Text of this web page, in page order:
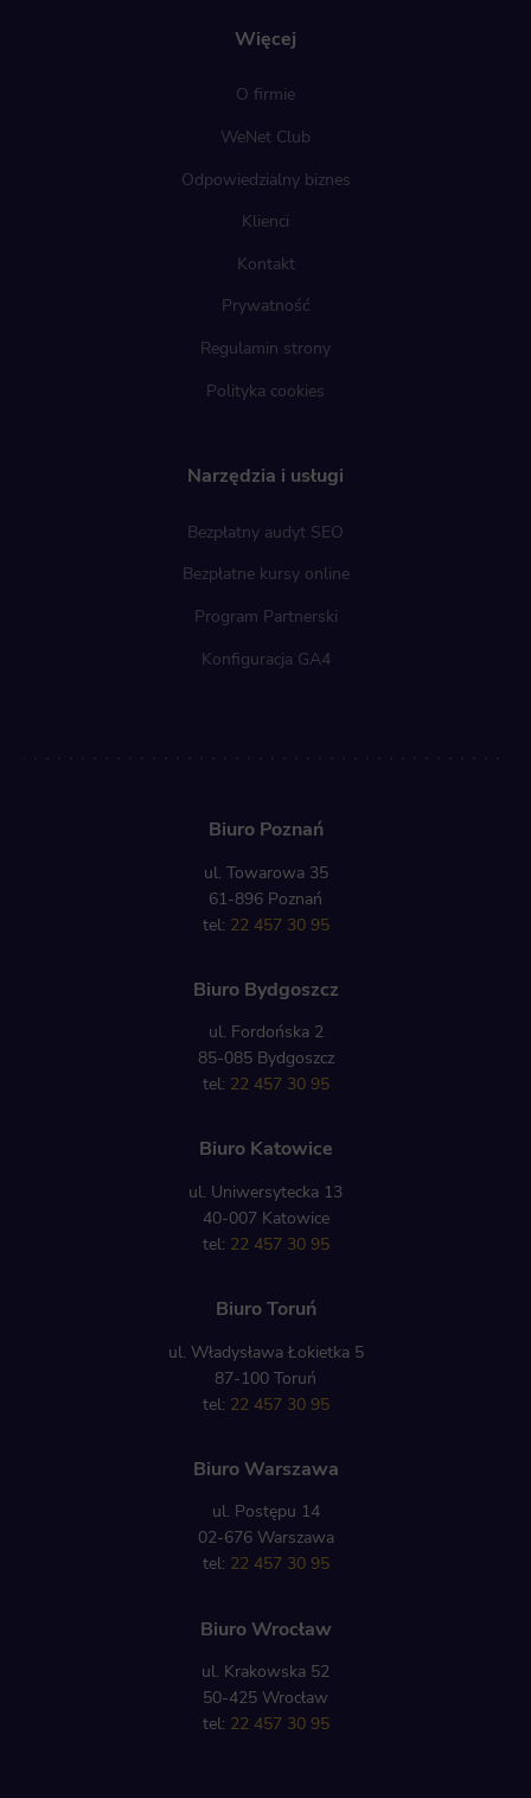
Więcej
O firmie
WeNet Club
Odpowiedzialny biznes
Klienci
Kontakt
Prywatność
Regulamin strony
Polityka cookies
Narzędzia i usługi
Bezpłatny audyt SEO
Bezpłatne kursy online
Program Partnerski
Konfiguracja GA4
Biuro Poznań
ul. Towarowa 35
61-896 Poznań
tel: 22 457 30 95
Biuro Bydgoszcz
ul. Fordońska 2
85-085 Bydgoszcz
tel: 22 457 30 95
Biuro Katowice
ul. Uniwersytecka 13
40-007 Katowice
tel: 22 457 30 95
Biuro Toruń
ul. Władysława Łokietka 5
87-100 Toruń
tel: 22 457 30 95
Biuro Warszawa
ul. Postępu 14
02-676 Warszawa
tel: 22 457 30 95
Biuro Wrocław
ul. Krakowska 52
50-425 Wrocław
tel: 22 457 30 95